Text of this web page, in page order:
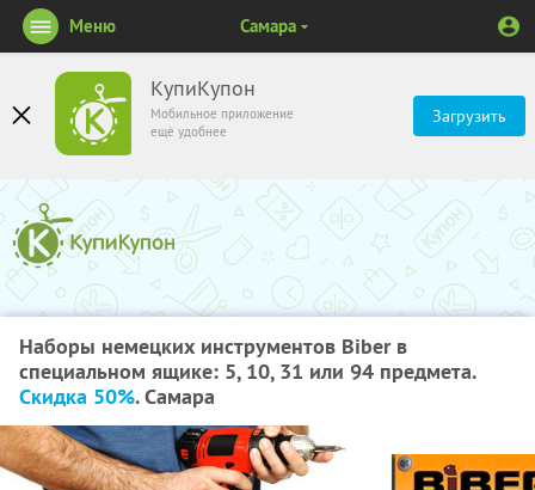
КупиКупон
Мобильное приложение
ещё удобнее
Загрузить
Меню Самара
Наборы немецких инструментов Biber в
специальном ящике: 5, 10, 31 или 94 предмета.
Скидка 50%. Самара